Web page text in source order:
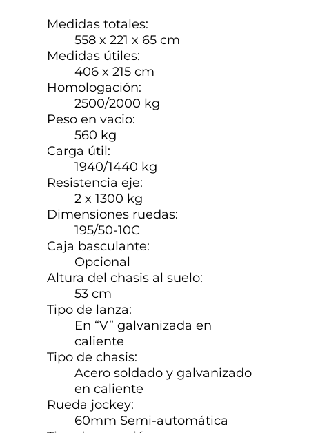
Medidas totales:
558 x 221 x 65 cm
Medidas útiles:
406 x 215 cm
Homologación:
2500/2000 kg
Peso en vacio:
560 kg
Carga útil:
1940/1440 kg
Resistencia eje:
2 x 1300 kg
Dimensiones ruedas:
195/50-10C
Caja basculante:
Opcional
Altura del chasis al suelo:
53 cm
Tipo de lanza:
En “V” galvanizada en
caliente
Tipo de chasis:
Acero soldado y galvanizado
en caliente
Rueda jockey:
60mm Semi-automática